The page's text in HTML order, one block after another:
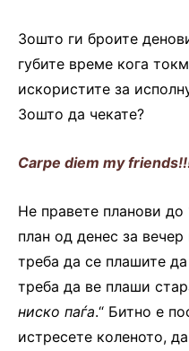
Зошто ги броите
губите време кога
искористите за
Зошто да чекате?
Carpe diem my
Не правете планови до
план од денес за
треба да се плашите
треба да ве плаши
ниско паѓа.“ Битно е
истресете коленото,